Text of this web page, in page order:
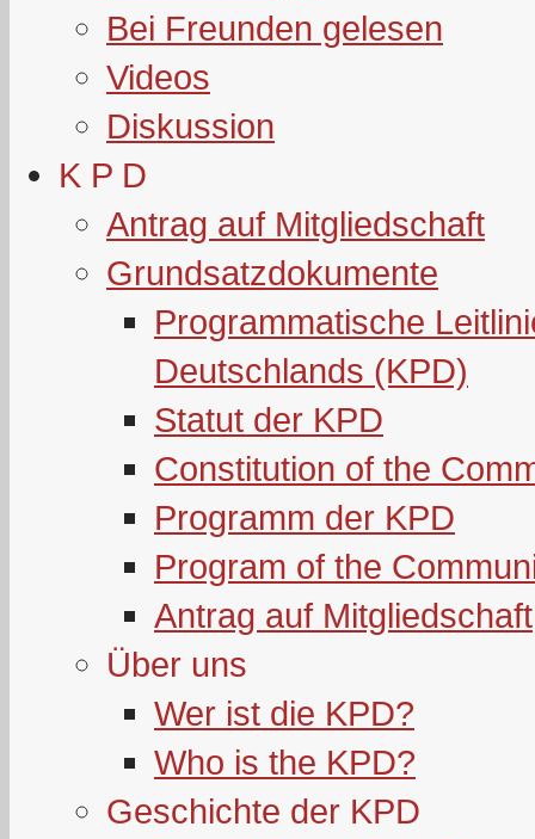
Bei Freunden gelesen
Videos
Diskussion
K P D
Antrag auf Mitgliedschaft
Grundsatzdokumente
Programmatische
Deutschlands (KPD)
Statut der KPD
Constitution of the
Programm der KPD
Program of the
Antrag auf Mitgliedschaft
Über uns
Wer ist die KPD?
Who is the KPD?
Geschichte der KPD